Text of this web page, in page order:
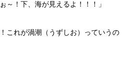
～！下、海が見えるよ！！！」
これが渦潮（うずしお）っていうの